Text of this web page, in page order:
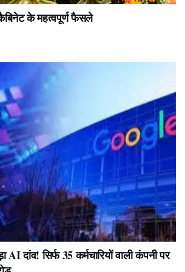
के महत्वपूर्ण फैसले
दांव! सिर्फ 35 कर्मचारियों वाली कंपनी पर